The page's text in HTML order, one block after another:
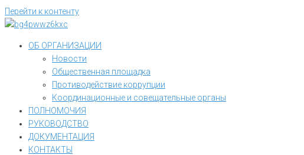
Перейти к контенту
ОБ ОРГАНИЗАЦИИ
Новости
Общественная площадка
Противодействие коррупции
Координационные и совещательные органы
ПОЛНОМОЧИЯ
РУКОВОДСТВО
ДОКУМЕНТАЦИЯ
КОНТАКТЫ